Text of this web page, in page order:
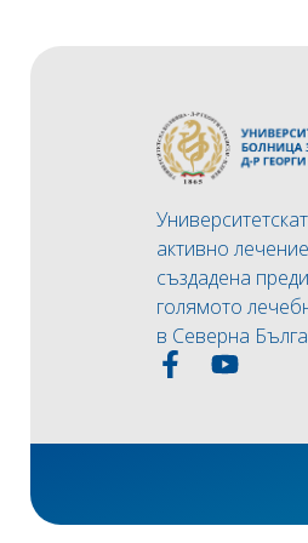
активно
създадена
голямото
в Северна